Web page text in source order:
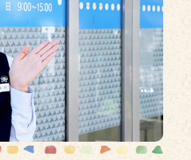
に関する取組方針」の改正につ
か葉山の野菜を応援♪キャンペ